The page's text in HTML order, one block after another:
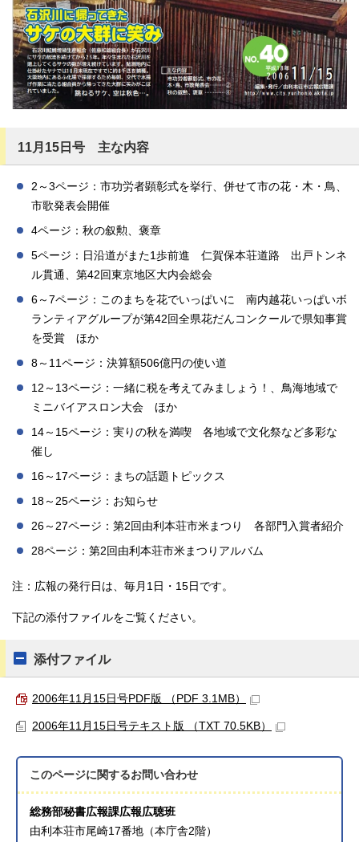
11月15日号 主な内容
2～3ページ：市功労者顕彰式を挙行、併せて市の花・木・鳥、
市歌発表会開催
4ページ：秋の叙勲、褒章
5ページ：日沿道がまた1歩前進 仁賀保本荘道路 出戸トンネ
ル貫通、第42回東京地区大内会総会
6～7ページ：このまちを花でいっぱいに 南内越花いっぱいボ
ランティアグループが第42回全県花だんコンクールで県知事賞
を受賞 ほか
8～11ページ：決算額506億円の使い道
12～13ページ：一緒に税を考えてみましょう！、鳥海地域で
ミニバイアスロン大会 ほか
14～15ページ：実りの秋を満喫 各地域で文化祭など多彩な
催し
16～17ページ：まちの話題トピックス
18～25ページ：お知らせ
26～27ページ：第2回由利本荘市米まつり 各部門入賞者紹介
28ページ：第2回由利本荘市米まつりアルバム
注：広報の発行日は、毎月1日・15日です。
下記の添付ファイルをご覧ください。
添付ファイル
2006年11月15日号PDF版 （PDF 3.1MB）
2006年11月15日号テキスト版 （TXT 70.5KB）
このページに関するお問い合わせ
総務部秘書広報課広報広聴班
由利本荘市尾崎17番地（本庁舎2階）